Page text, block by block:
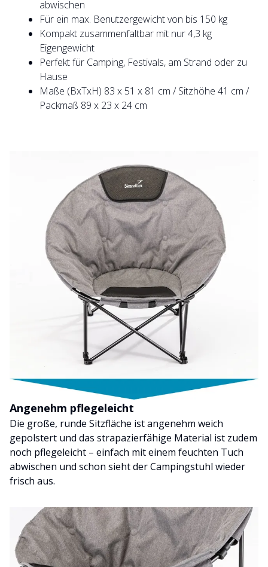
abwischen
Für ein max. Benutzergewicht von bis 150 kg
Kompakt zusammenfaltbar mit nur 4,3 kg
Eigengewicht
Perfekt für Camping, Festivals, am Strand oder zu
Hause
Maße (BxTxH) 83 x 51 x 81 cm / Sitzhöhe 41 cm /
Packmaß 89 x 23 x 24 cm
Angenehm pflegeleicht
Die große, runde Sitzfläche ist angenehm weich
gepolstert und das strapazierfähige Material ist zudem
noch pflegeleicht – einfach mit einem feuchten Tuch
abwischen und schon sieht der Campingstuhl wieder
frisch aus.